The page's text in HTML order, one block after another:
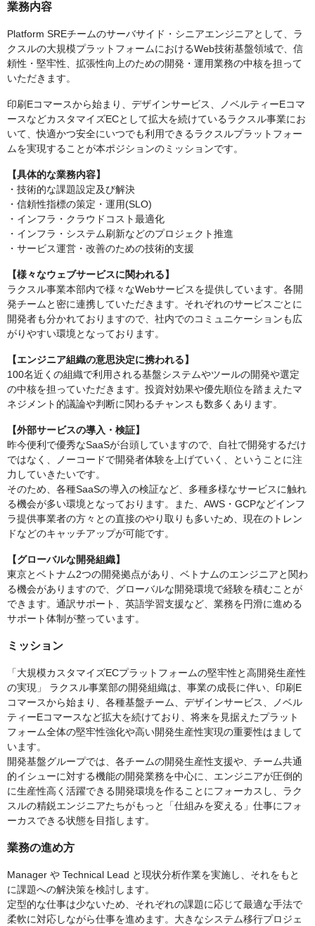
業務内容
Platform SREチームのサーバサイド・シニアエンジニアとして、ラ
クスルの大規模プラットフォームにおけるWeb技術基盤領域で、信
頼性・堅牢性、拡張性向上のための開発・運用業務の中核を担って
いただきます。
印刷Eコマースから始まり、デザインサービス、ノベルティーEコマ
ースなどカスタマイズECとして拡大を続けているラクスル事業にお
いて、快適かつ安全にいつでも利用できるラクスルプラットフォー
ムを実現することが本ポジションのミッションです。
【具体的な業務内容】
・技術的な課題設定及び解決
・信頼性指標の策定・運用(SLO)
・インフラ・クラウドコスト最適化
・インフラ・システム刷新などのプロジェクト推進
・サービス運営・改善のための技術的支援
【様々なウェブサービスに関われる】
ラクスル事業本部内で様々なWebサービスを提供しています。各開
発チームと密に連携していただきます。それぞれのサービスごとに
開発者も分かれておりますので、社内でのコミュニケーションも広
がりやすい環境となっております。
【エンジニア組織の意思決定に携われる】
100名近くの組織で利用される基盤システムやツールの開発や選定
の中核を担っていただきます。投資対効果や優先順位を踏まえたマ
ネジメント的議論や判断に関わるチャンスも数多くあります。
【外部サービスの導入・検証】
昨今便利で優秀なSaaSが台頭していますので、自社で開発するだけ
ではなく、ノーコードで開発者体験を上げていく、ということに注
力していきたいです。
そのため、各種SaaSの導入の検証など、多種多様なサービスに触れ
る機会が多い環境となっております。また、AWS・GCPなどインフ
ラ提供事業者の方々との直接のやり取りも多いため、現在のトレン
ドなどのキャッチアップが可能です。
【グローバルな開発組織】
東京とベトナム2つの開発拠点があり、ベトナムのエンジニアと関わ
る機会がありますので、グローバルな開発環境で経験を積むことが
できます。通訳サポート、英語学習支援など、業務を円滑に進める
サポート体制が整っています。
ミッション
「大規模カスタマイズECプラットフォームの堅牢性と高開発生産性
の実現」 ラクスル事業部の開発組織は、事業の成⻑に伴い、印刷E
コマースから始まり、各種基盤チーム、デザインサービス、ノベル
ティーEコマースなど拡大を続けており、将来を見据えたプラット
フォーム全体の堅牢性強化や高い開発生産性実現の重要性はまして
います。
開発基盤グループでは、各チームの開発生産性支援や、チーム共通
的イシューに対する機能の開発業務を中心に、エンジニアが圧倒的
に生産性高く活躍できる開発環境を作ることにフォーカスし、ラク
スルの精鋭エンジニアたちがもっと「仕組みを変える」仕事にフォ
ーカスできる状態を目指します。
業務の進め方
Manager や Technical Lead と現状分析作業を実施し、それをもと
に課題への解決策を検討します。
定型的な仕事は少ないため、それぞれの課題に応じて最適な手法で
柔軟に対応しながら仕事を進めます。大きなシステム移行プロジェ